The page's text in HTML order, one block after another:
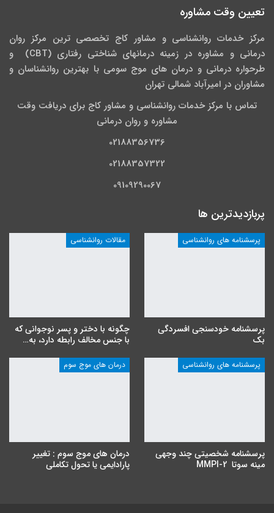
تعیین وقت مشاوره
مرکز خدمات روانشناسی و مشاور کاج تخصصی‏ ترین مرکز روان
درمانی و مشاوره در زمینه درمان‏های شناختی رفتاری (CBT) و
طرحواره درمانی و درمان های موج سومی با بهترین روانشناسان و
مشاوران در امیرآباد شمالی تهران
تماس با مرکز خدمات روانشناسی و مشاور کاج برای دریافت وقت
مشاوره و روان درمانی
02188356736
02188357322
09109290067
پربازدیدترین ها
پرسشنامه های روانشناسی
پرسشنامه خودسنجی افسردگی
بک
مقالات روانشناسی
چگونه با دختر و پسر نوجوانی که
با جنس مخالف رابطه دارد، به…
پرسشنامه های روانشناسی
پرسشنامه شخصیتی چند وجهی
مینه سوتا MMPI-2
درمان های موج سوم
درمان های موج سوم : تغییر
پارادایمی یا تحول تکاملی